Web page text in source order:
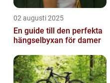
02 augusti 2025
En guide till den perfekta
hängselbyxan för damer